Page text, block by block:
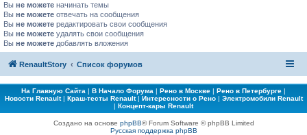
Вы не можете начинать темы
Вы не можете отвечать на сообщения
Вы не можете редактировать свои сообщения
Вы не можете удалять свои сообщения
Вы не можете добавлять вложения
RenaultStory Список форумов
На Главную Сайта | В Начало Форума | Рено в Москве | Рено в Петербурге |
Новости Renault| Краш-тесты Renault| Интересности о Рено| Электромобили Renault
| Концепт-кары Renault
Создано на основе phpBB® Forum Software © phpBB Limited
Русская поддержка phpBB